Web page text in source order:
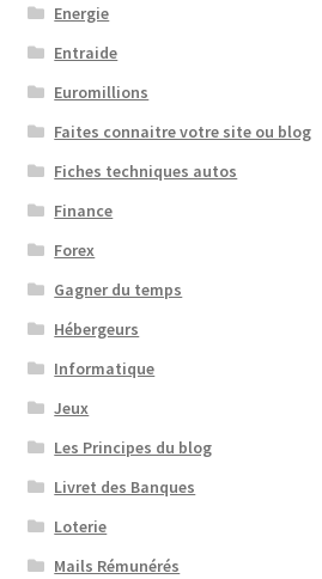
Energie
Entraide
Euromillions
Faites connaitre votre site ou blog
Fiches techniques autos
Finance
Forex
Gagner du temps
Hébergeurs
Informatique
Jeux
Les Principes du blog
Livret des Banques
Loterie
Mails Rémunérés